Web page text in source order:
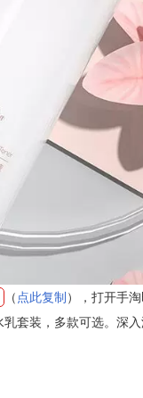
（ 点此复制 ），打开手淘
套装，多款可选。深